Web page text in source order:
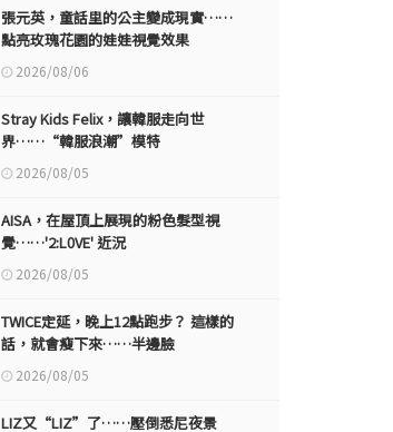
張元英，童話里的公主變成現實……
點亮玫瑰花園的娃娃視覺效果
2026/08/06
Stray Kids Felix，讓韓服走向世
界……“韓服浪潮”模特
2026/08/05
AISA，在屋頂上展現的粉色髮型視
覺……'2:L0VE' 近況
2026/08/05
TWICE定延，晚上12點跑步？ 這樣的
話，就會瘦下來……半邊臉
2026/08/05
LIZ又“LIZ”了……壓倒悉尼夜景